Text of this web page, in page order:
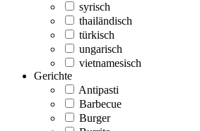
syrisch
thailändisch
türkisch
ungarisch
vietnamesisch
Gerichte
Antipasti
Barbecue
Burger